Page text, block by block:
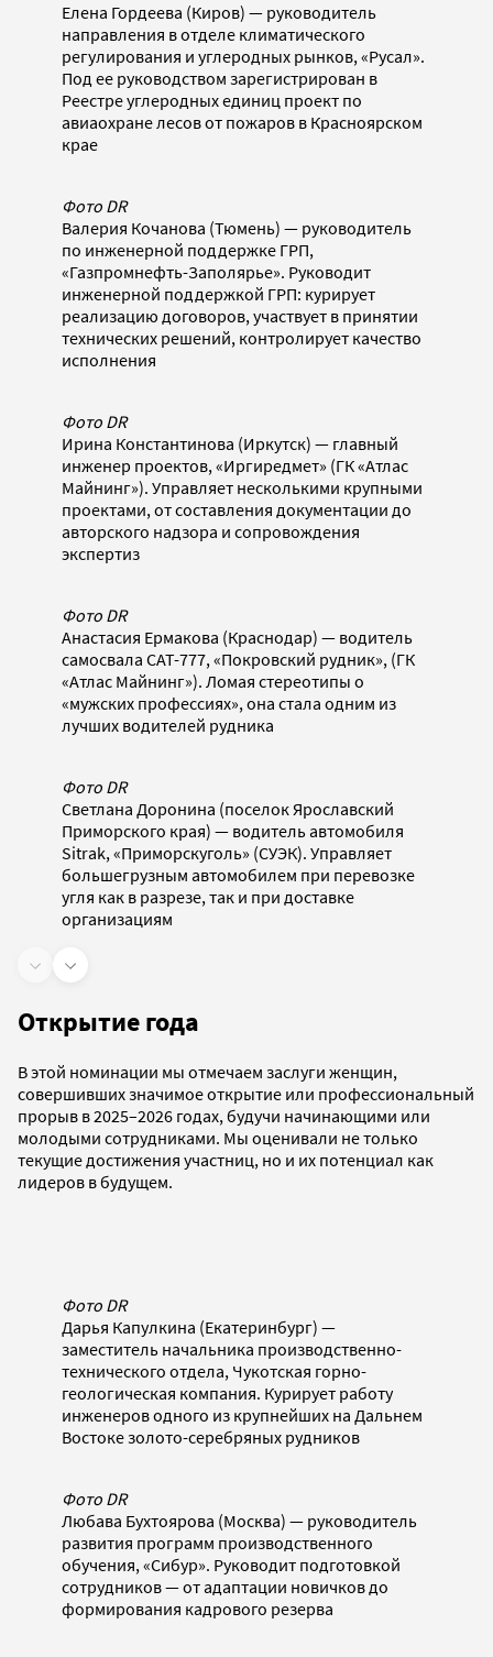
Елена Гордеева (Киров) — руководитель
направления в отделе климатического
регулирования и углеродных рынков, «Русал».
Под ее руководством зарегистрирован в
Реестре углеродных единиц проект по
авиаохране лесов от пожаров в Красноярском
крае
Фото DR
Валерия Кочанова (Тюмень) — руководитель
по инженерной поддержке ГРП,
«Газпромнефть-Заполярье». Руководит
инженерной поддержкой ГРП: курирует
реализацию договоров, участвует в принятии
технических решений, контролирует качество
исполнения
Фото DR
Ирина Константинова (Иркутск) — главный
инженер проектов, «Иргиредмет» (ГК «Атлас
Майнинг»). Управляет несколькими крупными
проектами, от составления документации до
авторского надзора и сопровождения
экспертиз
Фото DR
Анастасия Ермакова (Краснодар) — водитель
самосвала CAT-777, «Покровский рудник», (ГК
«Атлас Майнинг»). Ломая стереотипы о
«мужских профессиях», она стала одним из
лучших водителей рудника
Фото DR
Светлана Доронина (поселок Ярославский
Приморского края) — водитель автомобиля
Sitrak, «Приморскуголь» (СУЭК). Управляет
большегрузным автомобилем при перевозке
угля как в разрезе, так и при доставке
организациям
Открытие года
В этой номинации мы отмечаем заслуги женщин,
совершивших значимое открытие или профессиональный
прорыв в 2025–2026 годах, будучи начинающими или
молодыми сотрудниками. Мы оценивали не только
текущие достижения участниц, но и их потенциал как
лидеров в будущем.
Фото DR
Дарья Капулкина (Екатеринбург) —
заместитель начальника производственно-
технического отдела, Чукотская горно-
геологическая компания. Курирует работу
инженеров одного из крупнейших на Дальнем
Востоке золото-серебряных рудников
Фото DR
Любава Бухтоярова (Москва) — руководитель
развития программ производственного
обучения, «Сибур». Руководит подготовкой
сотрудников — от адаптации новичков до
формирования кадрового резерва